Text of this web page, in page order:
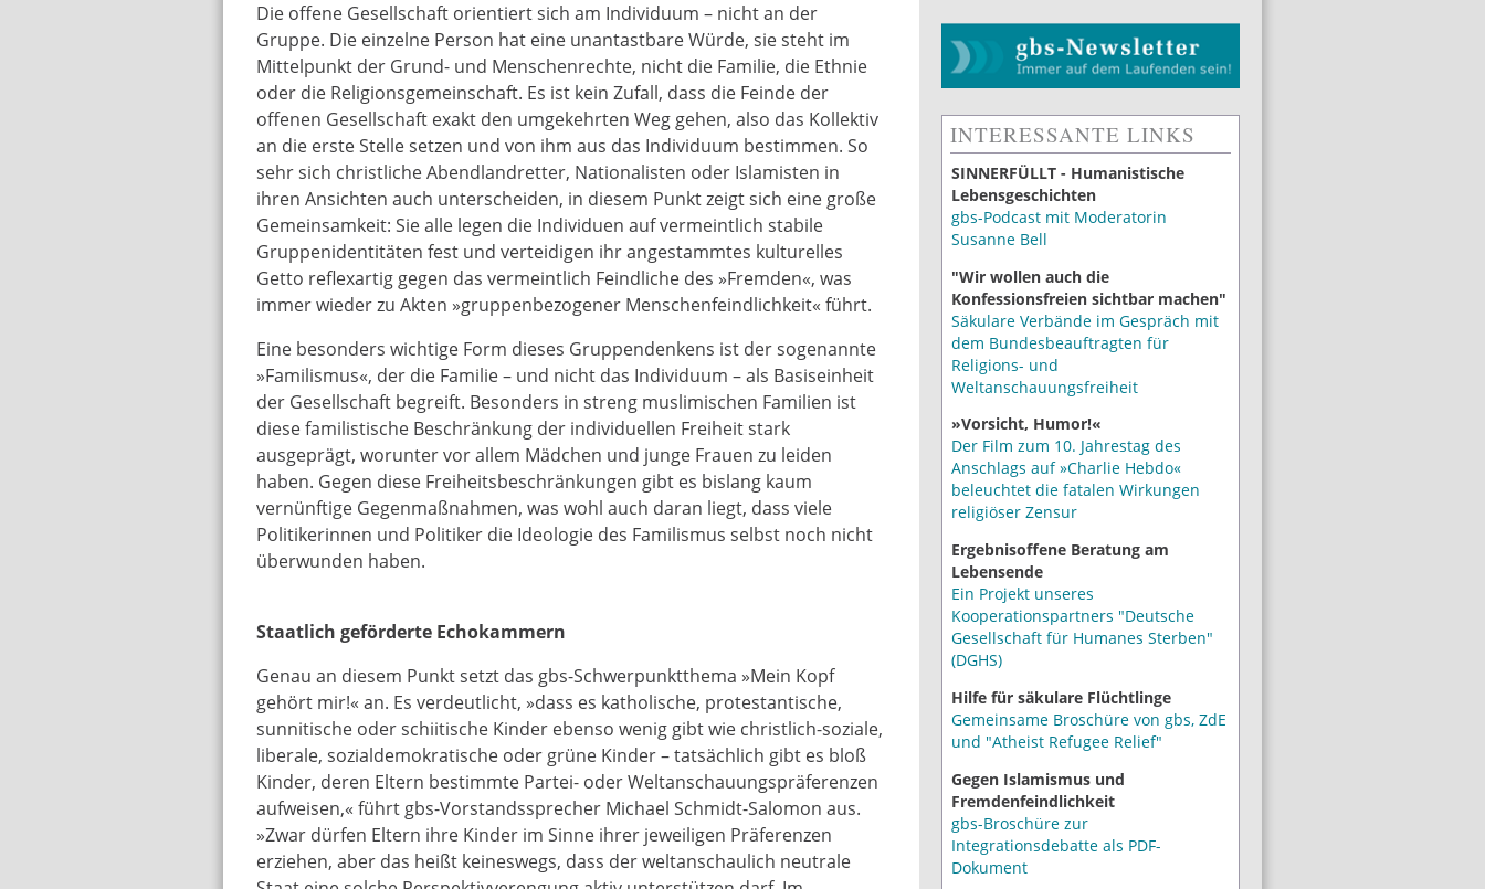
Die offene Gesellschaft orientiert sich am Individuum – nicht an der
Gruppe. Die einzelne Person hat eine unantastbare Würde, sie steht im
Mittelpunkt der Grund- und Menschenrechte, nicht die Familie, die Ethnie
oder die Religionsgemeinschaft. Es ist kein Zufall, dass die Feinde der
offenen Gesellschaft exakt den umgekehrten Weg gehen, also das Kollektiv
an die erste Stelle setzen und von ihm aus das Individuum bestimmen. So
sehr sich christliche Abendlandretter, Nationalisten oder Islamisten in
ihren Ansichten auch unterscheiden, in diesem Punkt zeigt sich eine große
Gemeinsamkeit: Sie alle legen die Individuen auf vermeintlich stabile
Gruppenidentitäten fest und verteidigen ihr angestammtes kulturelles
Getto reflexartig gegen das vermeintlich Feindliche des »Fremden«, was
immer wieder zu Akten »gruppenbezogener Menschenfeindlichkeit« führt.
Eine besonders wichtige Form dieses Gruppendenkens ist der sogenannte
»Familismus«, der die Familie – und nicht das Individuum – als Basiseinheit
der Gesellschaft begreift. Besonders in streng muslimischen Familien ist
diese familistische Beschränkung der individuellen Freiheit stark
ausgeprägt, worunter vor allem Mädchen und junge Frauen zu leiden
haben. Gegen diese Freiheitsbeschränkungen gibt es bislang kaum
vernünftige Gegenmaßnahmen, was wohl auch daran liegt, dass viele
Politikerinnen und Politiker die Ideologie des Familismus selbst noch nicht
überwunden haben.
Staatlich geförderte Echokammern
Genau an diesem Punkt setzt das gbs-Schwerpunktthema »Mein Kopf
gehört mir!« an. Es verdeutlicht, »dass es katholische, protestantische,
sunnitische oder schiitische Kinder ebenso wenig gibt wie christlich-soziale,
liberale, sozialdemokratische oder grüne Kinder – tatsächlich gibt es bloß
Kinder, deren Eltern bestimmte Partei- oder Weltanschauungspräferenzen
aufweisen,« führt gbs-Vorstandssprecher Michael Schmidt-Salomon aus.
»Zwar dürfen Eltern ihre Kinder im Sinne ihrer jeweiligen Präferenzen
erziehen, aber das heißt keineswegs, dass der weltanschaulich neutrale
INTERESSANTE LINKS
SINNERFÜLLT - Humanistische
Lebensgeschichten
gbs-Podcast mit Moderatorin
Susanne Bell
"Wir wollen auch die
Konfessionsfreien sichtbar machen"
Säkulare Verbände im Gespräch mit
dem Bundesbeauftragten für
Religions- und
Weltanschauungsfreiheit
»Vorsicht, Humor!«
Der Film zum 10. Jahrestag des
Anschlags auf »Charlie Hebdo«
beleuchtet die fatalen Wirkungen
religiöser Zensur
Ergebnisoffene Beratung am
Lebensende
Ein Projekt unseres
Kooperationspartners "Deutsche
Gesellschaft für Humanes Sterben"
(DGHS)
Hilfe für säkulare Flüchtlinge
Gemeinsame Broschüre von gbs, ZdE
und "Atheist Refugee Relief"
Gegen Islamismus und
Fremdenfeindlichkeit
gbs-Broschüre zur
Integrationsdebatte als PDF-
Dokument